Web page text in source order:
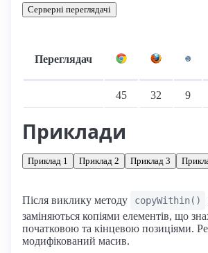
Серверні переглядачі
Переглядач
45 32 9
Приклади
Приклад 1 Приклад 2 Приклад 3
Після виклику методу copyWithin()
заміняються копіями елементів, що
початковою та кінцевою позиціями.
модифікований масив.